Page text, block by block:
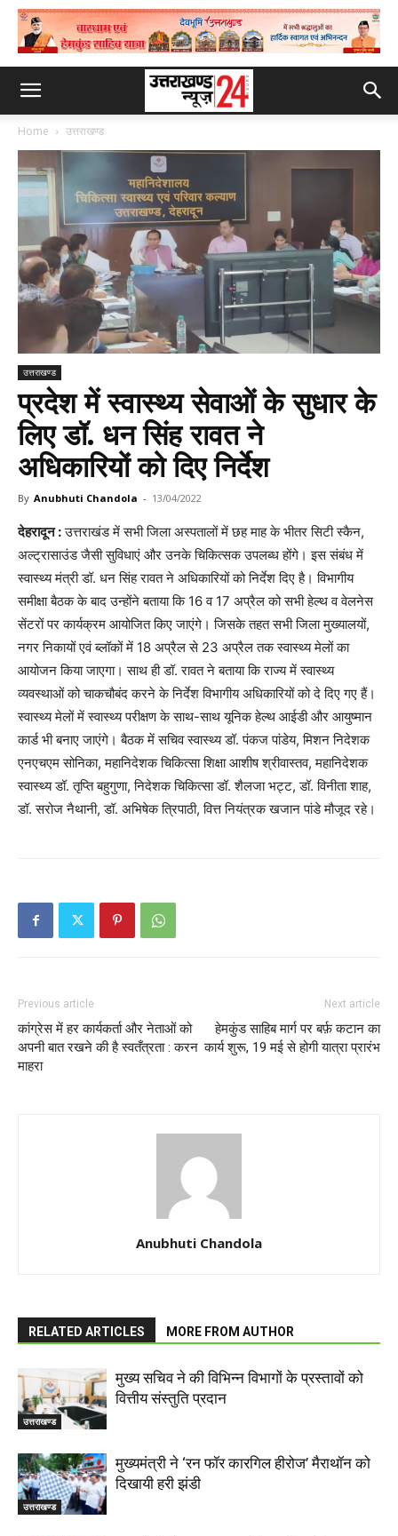
Home उत्तराखण्ड
उत्तराखण्ड
प्रदेश में स्वास्थ्य सेवाओं के सुधार के
लिए डॉ. धन सिंह रावत ने
अधिकारियों को दिए निर्देश
By Anubhuti Chandola - 13/04/2022
देहरादून :उत्तराखंड में सभी जिला अस्पतालों में छह माह के भीतर सिटी स्कैन,
अल्ट्रासाउंड जैसी सुविधाएं और उनके चिकित्सक उपलब्ध होंगे। इस संबंध में
स्वास्थ्य मंत्री डॉ. धन सिंह रावत ने अधिकारियों को निर्देश दिए है। विभागीय
समीक्षा बैठक के बाद उन्होंने बताया कि 16 व 17 अप्रैल को सभी हेल्थ व वेलनेस
सेंटरों पर कार्यक्रम आयोजित किए जाएंगे। जिसके तहत सभी जिला मुख्यालयों,
नगर निकायों एवं ब्लॉकों में 18 अप्रैल से 23 अप्रैल तक स्वास्थ्य मेलों का
आयोजन किया जाएगा। साथ ही डॉ. रावत ने बताया कि राज्य में स्वास्थ्य
व्यवस्थाओं को चाकचौबंद करने के निर्देश विभागीय अधिकारियों को दे दिए गए हैं।
स्वास्थ्य मेलों में स्वास्थ्य परीक्षण के साथ-साथ यूनिक हेल्थ आईडी और आयुष्मान
कार्ड भी बनाए जाएंगे। बैठक में सचिव स्वास्थ्य डॉ. पंकज पांडेय, मिशन निदेशक
एनएचएम सोनिका, महानिदेशक चिकित्सा शिक्षा आशीष श्रीवास्तव, महानिदेशक
स्वास्थ्य डॉ. तृप्ति बहुगुणा, निदेशक चिकित्सा डॉ. शैलजा भट्ट, डॉ. विनीता शाह,
डॉ. सरोज नैथानी, डॉ. अभिषेक त्रिपाठी, वित्त नियंत्रक खजान पांडे मौजूद रहे।
Previous article
कांग्रेस में हर कार्यकर्ता और नेताओं को
अपनी बात रखने की है स्वतँत्रता : करन
माहरा
Next article
हेमकुंड साहिब मार्ग पर बर्फ़ कटान का
कार्य शुरू, 19 मई से होगी यात्रा प्रारंभ
Anubhuti Chandola
RELATED ARTICLES MORE FROM AUTHOR
उत्तराखण्ड
मुख्य सचिव ने की विभिन्न विभागों के प्रस्तावों को
वित्तीय संस्तुति प्रदान
उत्तराखण्ड
मुख्यमंत्री ने ‘रन फॉर कारगिल हीरोज’ मैराथॉन को
दिखायी हरी झंडी